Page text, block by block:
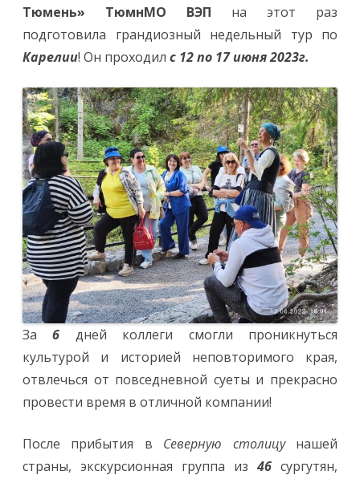
Тюмень» ТюмнМО ВЭП на этот раз
подготовила грандиозный недельный тур по
Карелии! Он проходил с 12 по 17 июня 2023г.
За 6 дней коллеги смогли проникнуться
культурой и историей неповторимого края,
отвлечься от повседневной суеты и прекрасно
провести время в отличной компании!
После прибытия в Северную столицунашей
страны, экскурсионная группа из 46 сургутян,